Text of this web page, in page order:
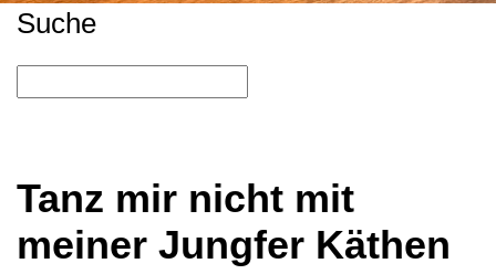
Suche
Tanz mir nicht mit
meiner Jungfer Käthen